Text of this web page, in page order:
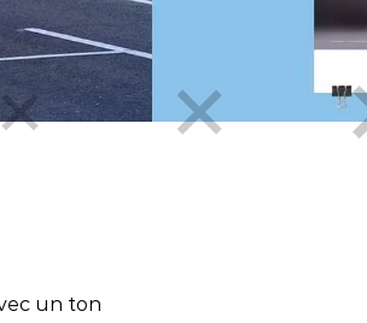
un ton